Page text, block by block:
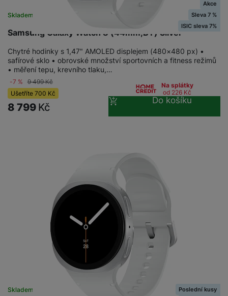
Samsung Galaxy Watch 8 (44mm,BT) Silver
Skladem
Akce
Sleva 7 %
ISIC sleva 7%
Chytré hodinky s 1,47" AMOLED displejem (480×480 px) •
safírové sklo • obrovské množství sportovních a fitness režimů
• měření tepu, krevního tlaku,…
-7 % 9 499Kč
Ušetříte 700 Kč
8 799 Kč
Na splátky
od 226 Kč
Do košíku
Skladem na prodejně
Poslední kusy